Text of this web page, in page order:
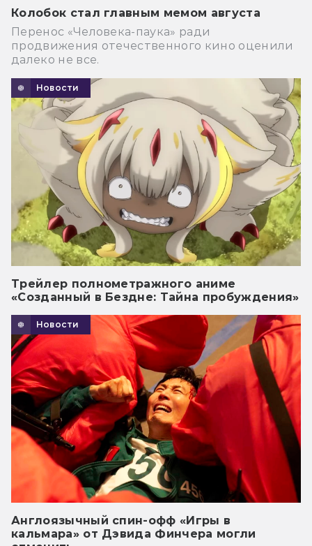
Колобок стал главным мемом августа
Перенос «Человека-паука» ради
продвижения отечественного кино оценили
далеко не все.
Новости
Трейлер полнометражного аниме
«Созданный в Бездне: Тайна пробуждения»
Новости
Англоязычный спин-офф «Игры в
кальмара» от Дэвида Финчера могли